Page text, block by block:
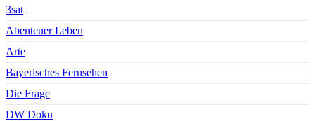
3sat
Abenteuer Leben
Arte
Bayerisches Fernsehen
Die Frage
DW Doku